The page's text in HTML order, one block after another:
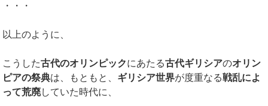
・・・
以上のように、
こうした古代のオリンピックにあたる古代ギリシアのオリン
ピアの祭典は、もともと、 ギリシア世界が度重なる戦乱によ
って荒廃していた時代に、